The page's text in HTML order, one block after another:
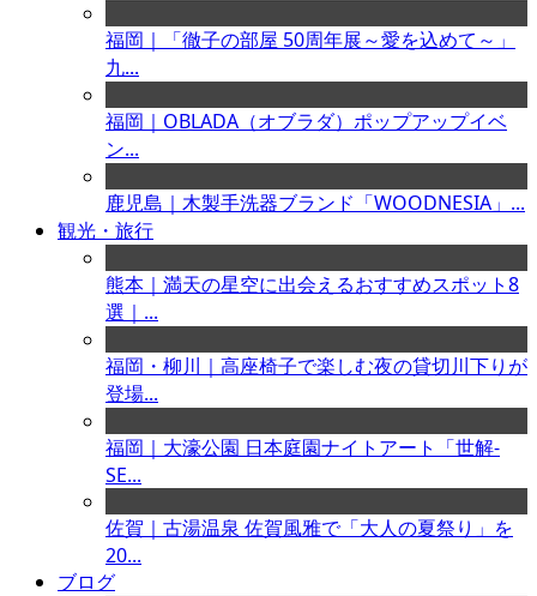
福岡｜「徹子の部屋 50周年展～愛を込めて～」
九...
福岡｜OBLADA（オブラダ）ポップアップイベ
ン...
鹿児島｜木製手洗器ブランド「WOODNESIA」...
観光・旅行
熊本｜満天の星空に出会えるおすすめスポット8
選｜...
福岡・柳川｜高座椅子で楽しむ夜の貸切川下りが
登場...
福岡｜大濠公園 日本庭園ナイトアート「世解-
SE...
佐賀｜古湯温泉 佐賀風雅で「大人の夏祭り」を
20...
ブログ